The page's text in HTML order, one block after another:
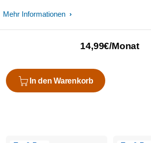
Mehr Informationen
14,99€/Monat
In den Warenkorb